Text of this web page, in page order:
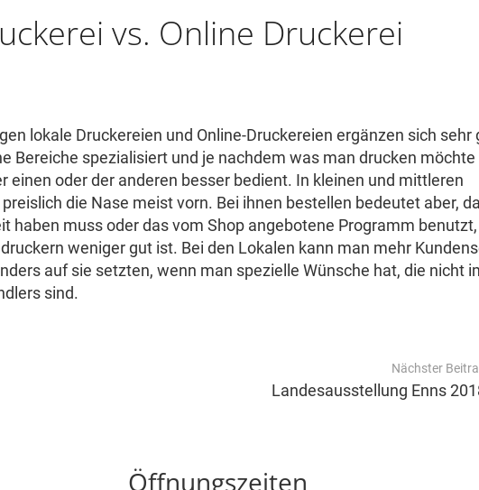
vs. Online Druckerei
lokale Druckereien und Online-Druckereien ergänzen sich sehr
Bereiche spezialisiert und je nachdem was man drucken möchte
einen oder der anderen besser bedient. In kleinen und mittleren
die Nase meist vorn. Bei ihnen bestellen bedeutet aber,
haben muss oder das vom Shop angebotene Programm
weniger gut ist. Bei den Lokalen kann man mehr
auf sie setzten, wenn man spezielle Wünsche hat, die nicht
sind.
Nächster
Landesausstellung Enns
Öffnungszeiten